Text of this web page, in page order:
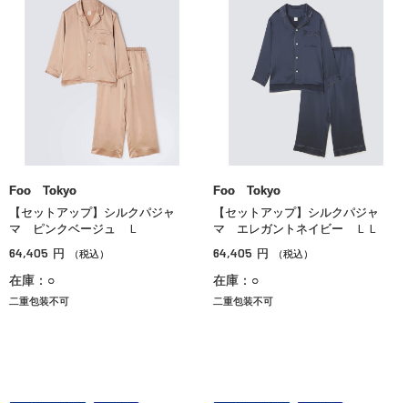
Foo Tokyo
【セットアップ】シルクパジャ
マ ピンクベージュ Ｌ
64,405 円 （税込）
在庫：○
二重包装不可
Foo Tokyo
【セットアップ】シルクパジャ
マ エレガントネイビー ＬＬ
64,405 円 （税込）
在庫：○
二重包装不可